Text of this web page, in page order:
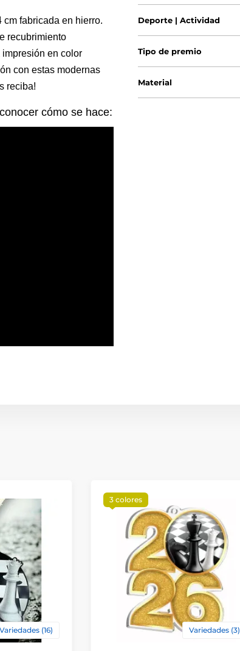
fabricada en hierro.
recubrimiento
en color
con estas modernas
reciba!
cómo se hace:
Deporte | Actividad
Tipo de premio
Material
Variedades (16)
3 colores
Variedades (3)